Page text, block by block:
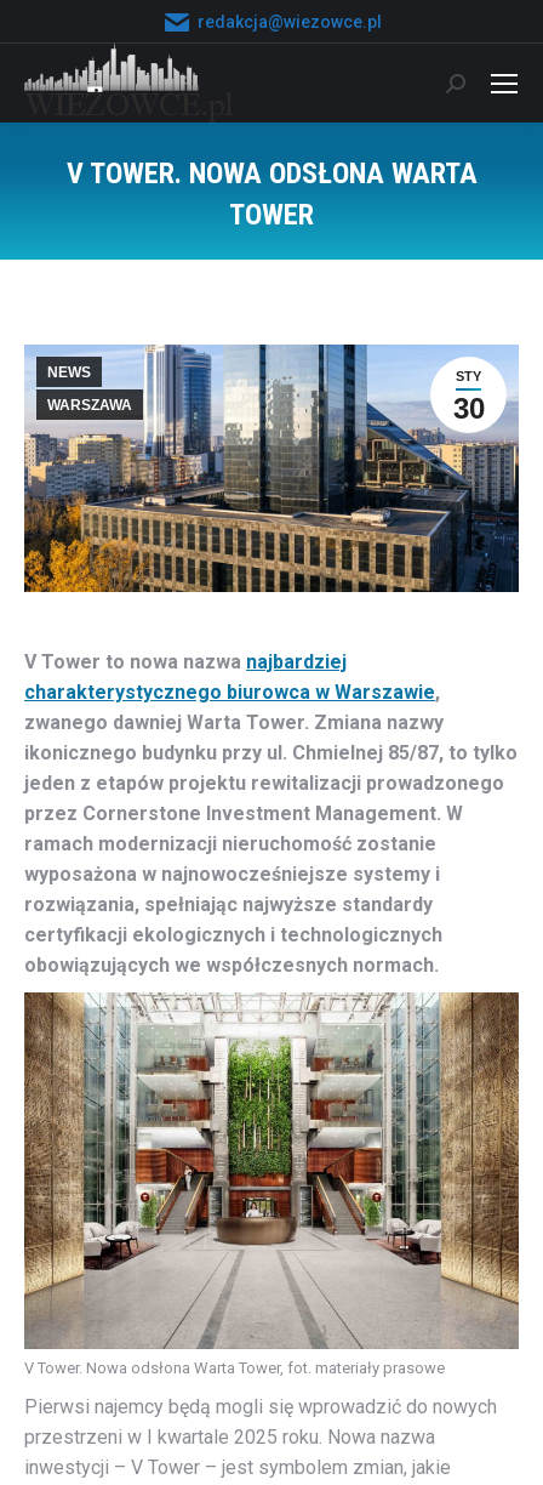
redakcja@wiezowce.pl
Szukaj:
V TOWER. NOWA ODSŁONA WARTA
TOWER
STY
30
NEWS
WARSZAWA
V Tower to nowa nazwa najbardziej
charakterystycznego biurowca w Warszawie,
zwanego dawniej Warta Tower. Zmiana nazwy
ikonicznego budynku przy ul. Chmielnej 85/87, to tylko
jeden z etapów projektu rewitalizacji prowadzonego
przez Cornerstone Investment Management. W
ramach modernizacji nieruchomość zostanie
wyposażona w najnowocześniejsze systemy i
rozwiązania, spełniając najwyższe standardy
certyfikacji ekologicznych i technologicznych
obowiązujących we współczesnych normach.
V Tower. Nowa odsłona Warta Tower, fot. materiały prasowe
Pierwsi najemcy będą mogli się wprowadzić do nowych
przestrzeni w I kwartale 2025 roku. Nowa nazwa
inwestycji – V Tower – jest symbolem zmian, jakie